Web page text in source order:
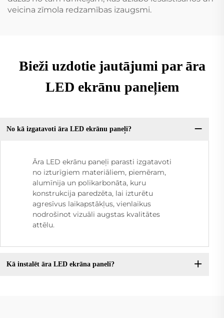
veicina zīmola redzamības izaugsmi.
Bieži uzdotie jautājumi par āra
LED ekrānu paneļiem
No kā izgatavoti āra LED ekrānu paneļi?
Āra LED ekrānu paneļi parasti izgatavoti
no izturīgiem materiāliem, piemēram,
alumīnija un polikarbonāta, kuru
konstrukcija paredzēta, lai izturētu
agresīvus laikapstākļus, vienlaikus
nodrošinot vizuāli augstas kvalitātes
attēlu.
Kā instalēt āra LED ekrāna paneli?